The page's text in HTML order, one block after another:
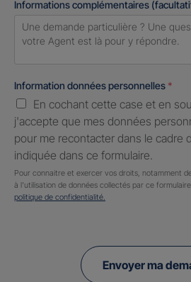
Informations complémentaires
Information données personnelles *
En cochant cette case et en
j'accepte que mes données
pour me recontacter dans le cadre
indiquée dans ce formulaire.
Pour connaitre et exercer vos droits, notamment
à l'utilisation de données collectés par ce
politique de confidentialité.
Envoyer ma